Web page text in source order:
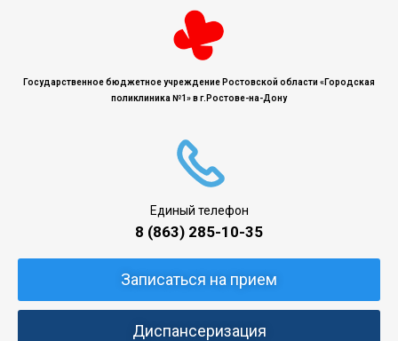
Государственное бюджетное учреждение Ростовской области «Городская
поликлиника №1» в г.Ростове-на-Дону
Единый телефон
8 (863) 285-10-35
Записаться на прием
Диспансеризация